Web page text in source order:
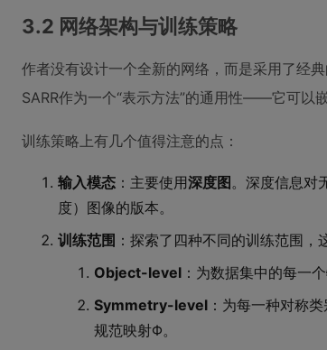
3.2 网络架构与训练策略
作者没有设计一个全新的网络，而是采用了经
SARR作为一个“表示方法”的通用性——它可以
训练策略上有几个值得注意的点：
输入模态 ：主要使用深度图。深度信息对
度）图像的版本。
训练范围 ：探索了四种不同的训练范围，
Object-level ：为数据集中的每一
Symmetry-level ：为每一种对称
规范映射Φ。